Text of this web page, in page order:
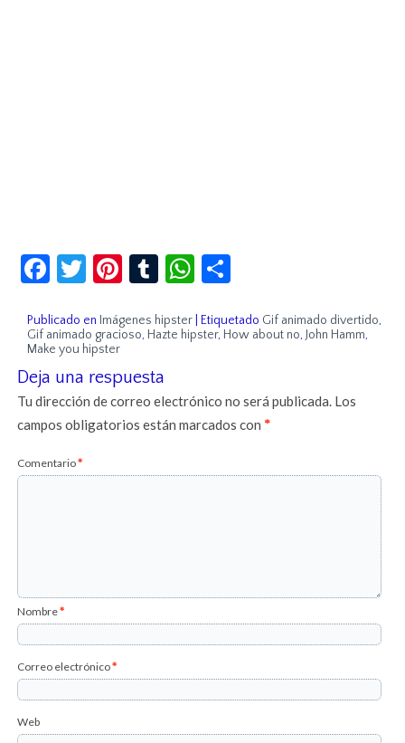
Facebook
Twitter
Pinterest
TumblrWhatsApp
Publicado en Imágenes hipster Etiquetado Gif animado divertido,
Gif animado gracioso, Hazte hipster, How about no, John Hamm,
Make you hipster
Deja una respuesta
Tu dirección de correo electrónico no será publicada. Los
campos obligatorios están marcados con*
Comentario*
Nombre*
Correo electrónico*
Web